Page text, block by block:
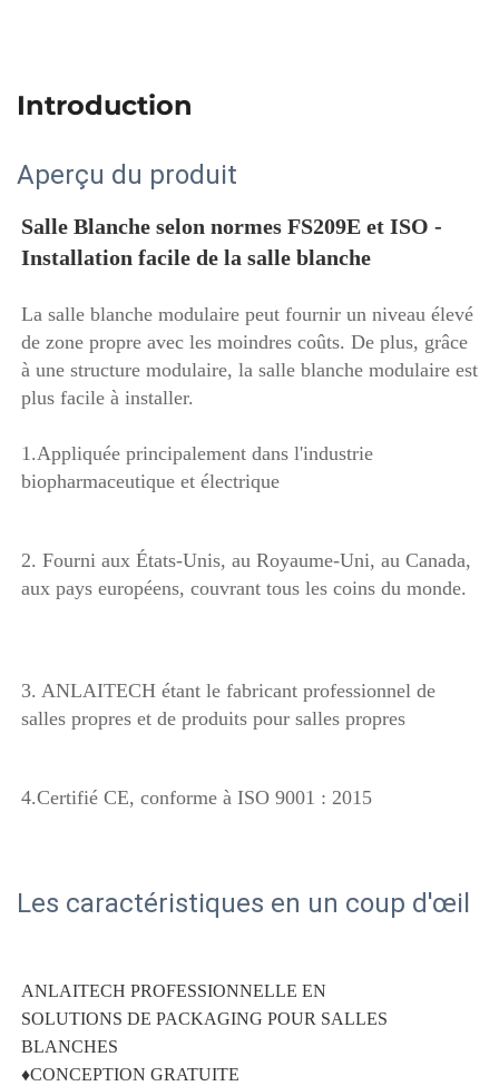
Introduction
Aperçu du produit
Salle Blanche selon normes FS209E et ISO -
Installation facile de la salle blanche
La salle blanche modulaire peut fournir un niveau élevé
de zone propre avec les moindres coûts. De plus, grâce
à une structure modulaire, la salle blanche modulaire est
plus facile à installer.
1.Appliquée principalement dans l'industrie
biopharmaceutique et électrique
2. Fourni aux États-Unis, au Royaume-Uni, au Canada,
aux pays européens, couvrant tous les coins du monde.
3. ANLAITECH étant le fabricant professionnel de
salles propres et de produits pour salles propres
4.Certifié CE, conforme à ISO 9001 : 2015
Les caractéristiques en un coup d'œil
ANLAITECH PROFESSIONNELLE EN
SOLUTIONS DE PACKAGING POUR SALLES
BLANCHES
♦CONCEPTION GRATUITE